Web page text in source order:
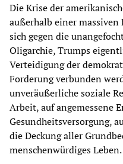
Die Krise der
außerhalb einer massiven
sich gegen die
Oligarchie, Trumps
Verteidigung der
Forderung verbunden
unveräußerliche soziale
Arbeit, auf angemessene
Gesundheitsversorgung,
die Deckung aller
menschenwürdiges Leben.